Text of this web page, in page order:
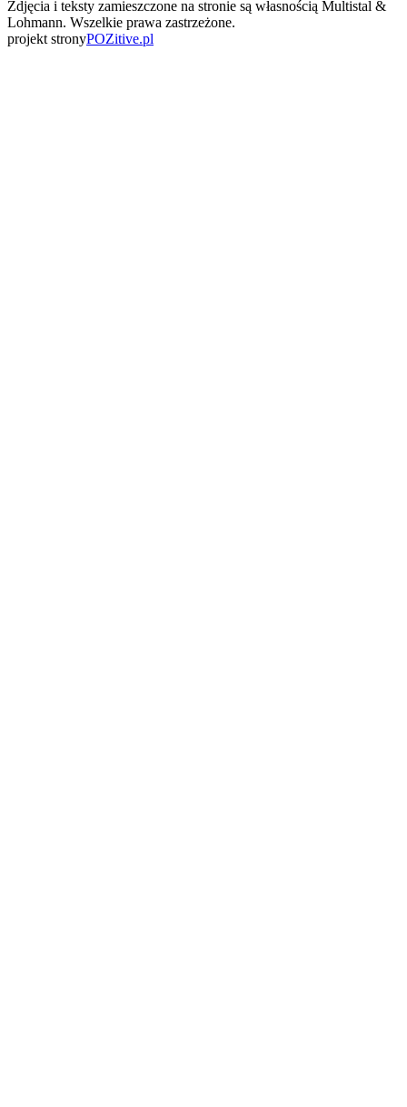
Zdjęcia i teksty zamieszczone na stronie są własnością Multistal &
Lohmann. Wszelkie prawa zastrzeżone.
projekt stronyPOZitive.pl